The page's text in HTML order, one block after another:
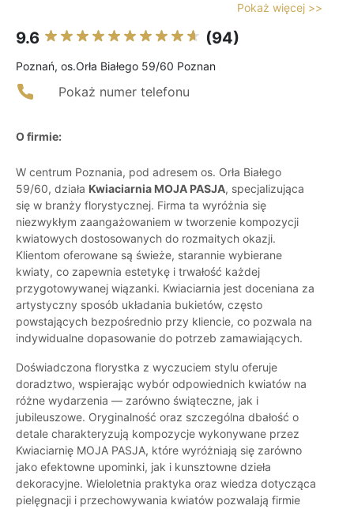
Pokaż więcej >>
9.6 (94)
Poznań, os.Orła Białego 59/60 Poznan
Pokaż numer telefonu
O firmie:
W centrum Poznania, pod adresem os. Orła Białego
59/60, działa Kwiaciarnia MOJA PASJA, specjalizująca
się w branży florystycznej. Firma ta wyróżnia się
niezwykłym zaangażowaniem w tworzenie kompozycji
kwiatowych dostosowanych do rozmaitych okazji.
Klientom oferowane są świeże, starannie wybierane
kwiaty, co zapewnia estetykę i trwałość każdej
przygotowywanej wiązanki. Kwiaciarnia jest doceniana za
artystyczny sposób układania bukietów, często
powstających bezpośrednio przy kliencie, co pozwala na
indywidualne dopasowanie do potrzeb zamawiających.
Doświadczona florystka z wyczuciem stylu oferuje
doradztwo, wspierając wybór odpowiednich kwiatów na
różne wydarzenia — zarówno świąteczne, jak i
jubileuszowe. Oryginalność oraz szczególna dbałość o
detale charakteryzują kompozycje wykonywane przez
Kwiaciarnię MOJA PASJA, które wyróżniają się zarówno
jako efektowne upominki, jak i kunsztowne dzieła
dekoracyjne. Wieloletnia praktyka oraz wiedza dotycząca
pielęgnacji i przechowywania kwiatów pozwalają firmie